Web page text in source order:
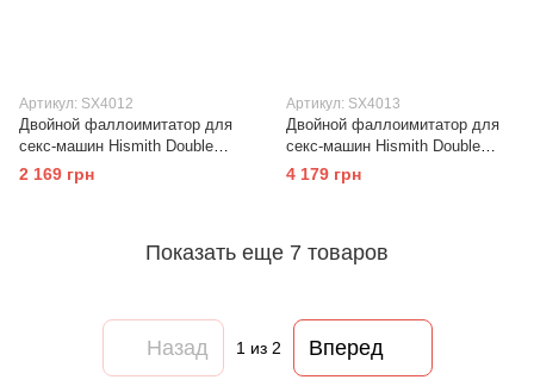
Артикул: SX4012
Двойной фаллоимитатор для
секс-машин Hismith Double
Penetrator, 7.46″, KlicLok и
присоска
2 169 грн
Артикул: SX4013
Двойной фаллоимитатор для
секс-машин Hismith Double
Penetrator, 9.25″, KlicLok и
присоска
4 179 грн
Показать еще 7 товаров
Назад 1 из 2 Вперед